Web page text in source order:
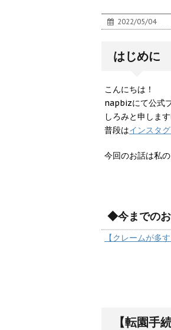
2022/05/04
はじめに
こんにちは！
napbizにて公式
しろみと申しま
普段はインスタ
今回のお話は私
◆今までの
【クレームが多
【転園手